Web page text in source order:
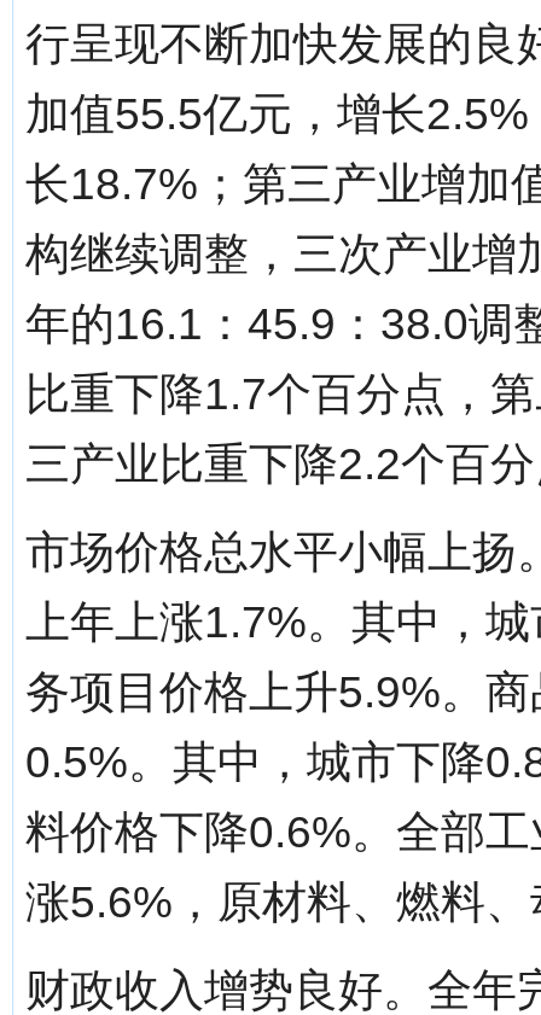
行呈现不断加快发展的良
加值55.5亿元，增长
长18.7%；第三产业增加
构继续调整，三次产业增
年的16.1：45.9：38.0调
比重下降1.7个百分点，
三产业比重下降2.2个百
市场价格总水平小幅上扬
上年上涨1.7%。其中，
务项目价格上升5.9%。
0.5%。其中，城市下降
料价格下降0.6%。全部
涨5.6%，原材料、燃料
财政收入增势良好。全年